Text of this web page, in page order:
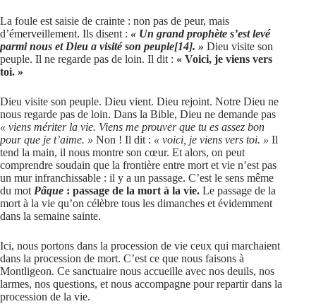
La foule est saisie de crainte : non pas de peur, mais
d’émerveillement. Ils disent : « Un grand prophète s’est levé
parmi nous et Dieu a visité son peuple[14]. » Dieu visite son
peuple. Il ne regarde pas de loin. Il dit : « Voici, je viens vers
toi. »
Dieu visite son peuple. Dieu vient. Dieu rejoint. Notre Dieu ne
nous regarde pas de loin. Dans la Bible, Dieu ne demande pas
« viens mériter la vie. Viens me prouver que tu es assez bon
pour que je t’aime. » Non ! Il dit : « voici, je viens vers toi. » Il
tend la main, il nous montre son cœur. Et alors, on peut
comprendre soudain que la frontière entre mort et vie n’est pas
un mur infranchissable : il y a un passage. C’est le sens même
du mot Pâque : passage de la mort à la vie. Le passage de la
mort à la vie qu’on célèbre tous les dimanches et évidemment
dans la semaine sainte.
Ici, nous portons dans la procession de vie ceux qui marchaient
dans la procession de mort. C’est ce que nous faisons à
Montligeon. Ce sanctuaire nous accueille avec nos deuils, nos
larmes, nos questions, et nous accompagne pour repartir dans la
procession de la vie.